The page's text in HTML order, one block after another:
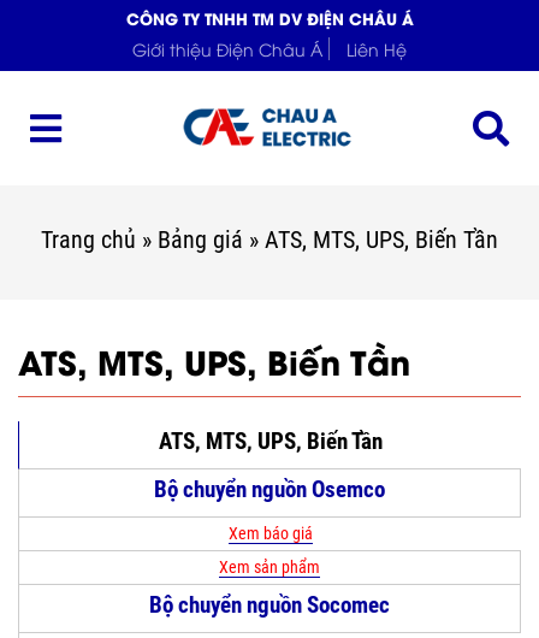
CÔNG TY TNHH TM DV ĐIỆN CHÂU Á
Giới thiệu Điện Châu Á
Liên Hệ
Trang chủ » Bảng giá » ATS, MTS, UPS, Biến Tần
ATS, MTS, UPS, Biến Tần
ATS, MTS, UPS, Biến Tần
Bộ chuyển nguồn Osemco
Xem báo giá
Xem sản phẩm
Bộ chuyển nguồn Socomec